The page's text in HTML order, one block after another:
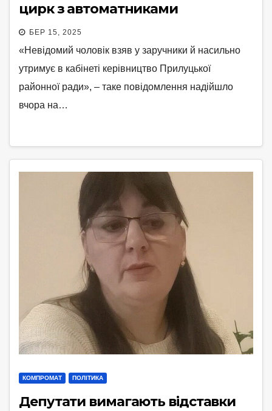
цирк з автоматниками
БЕР 15, 2025
«Невідомий чоловік взяв у заручники й насильно
утримує в кабінеті керівництво Прилуцької
районної ради», – таке повідомлення надійшло
вчора на…
КОМПРОМАТ ПОЛІТИКА
Депутати вимагають відставки